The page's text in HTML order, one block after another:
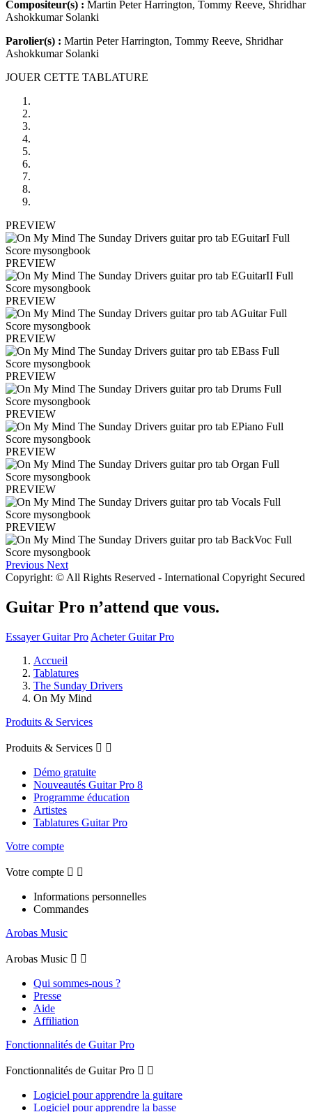
Compositeur(s) : Martin Peter Harrington, Tommy Reeve, Shridhar
Ashokkumar Solanki
Parolier(s) : Martin Peter Harrington, Tommy Reeve, Shridhar
Ashokkumar Solanki
JOUER CETTE TABLATURE
PREVIEW
PREVIEW
PREVIEW
PREVIEW
PREVIEW
PREVIEW
PREVIEW
PREVIEW
PREVIEW
Previous Next
Copyright: © All Rights Reserved - International Copyright Secured
Guitar Pro n’attend que vous.
Essayer Guitar Pro Acheter Guitar Pro
Accueil
Tablatures
The Sunday Drivers
On My Mind
Produits & Services
Produits & Services  
Démo gratuite
Nouveautés Guitar Pro 8
Programme éducation
Artistes
Tablatures Guitar Pro
Votre compte
Votre compte  
Informations personnelles
Commandes
Arobas Music
Arobas Music  
Qui sommes-nous ?
Presse
Aide
Affiliation
Fonctionnalités de Guitar Pro
Fonctionnalités de Guitar Pro  
Logiciel pour apprendre la guitare
Logiciel pour apprendre la basse